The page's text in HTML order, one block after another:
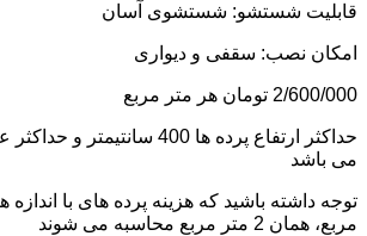
قابلیت شستشو: شستشوی آسان
امکان نصب: سقفی و دیواری
2/600/000 تومان هر متر مربع
می باشد
مربع، همان 2 متر مربع محاسبه می شوند